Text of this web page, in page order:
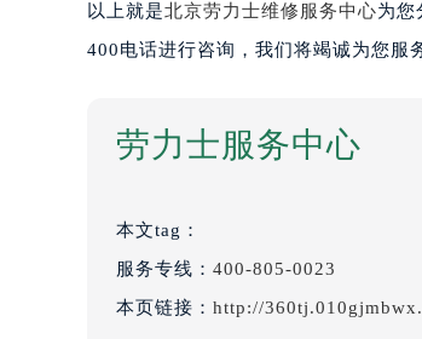
以上就是北京劳力士维修服务中心为您
400电话进行咨询，我们将竭诚为您服
劳力士服务中心
本文tag：
服务专线： 400-805-0023
本页链接： http://